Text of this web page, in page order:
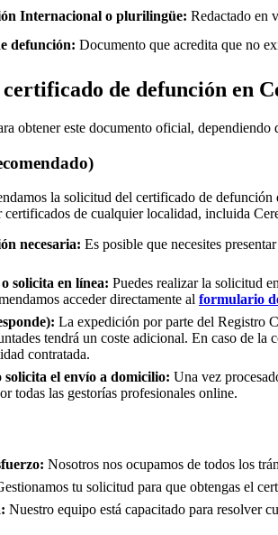
Internacional o plurilingüe: Redactado en
defunción: Documento que acredita que no
de defunción en
obtener este documento oficial,
la solicitud del certificado de
certificados de cualquier localidad, incluida
necesaria: Es posible que necesites
solicita en línea: Puedes realizar la solicitud
acceder directamente al formulario
La expedición por parte del Registro
tendrá un coste adicional. En caso de
contratada.
solicita el envío a domicilio: Una vez
todas las gestorías profesionales online.
Nosotros nos ocupamos de todos los
tu solicitud para que obtengas el
Nuestro equipo está capacitado para resolver